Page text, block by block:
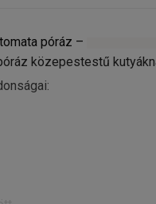
póráz –
közepestestű